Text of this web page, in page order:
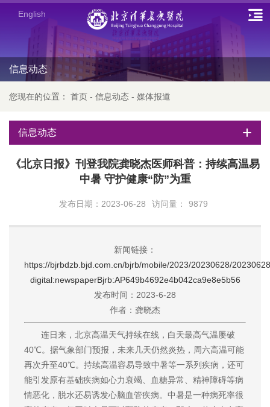
English
信息动态
您现在的位置： 首页 - 信息动态 - 媒体报道
信息动态
《北京日报》刊登我院龚晓杰医师科普：持续高温易
中暑 守护健康“防”为重
发布日期：2023-06-28 访问量： 9879
新闻链接：
https://bjrbdzb.bjd.com.cn/bjrb/mobile/2023/20230628/
digital:newspaperBjrb:AP649b4692e4b042ca9e8e5b56
发布时间：2023-6-28
作者：龚晓杰
连日来，北京高温天气持续在线，白天最高气温屡破
40℃。据气象部门预报，未来几天仍然炎热，周六高温可能
再次升至40℃。持续高温容易导致中暑等一系列疾病，还可
能引发原有基础疾病如心力衰竭、血糖异常、精神障碍等病
情恶化，脱水还易诱发心脑血管疾病。中暑是一种病死率很